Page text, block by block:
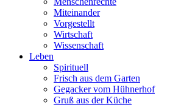
Miteinander
Vorgestellt
Wirtschaft
Wissenschaft
Leben
Spirituell
Frisch aus dem Garten
Gegacker vom Hühnerhof
Gruß aus der Küche